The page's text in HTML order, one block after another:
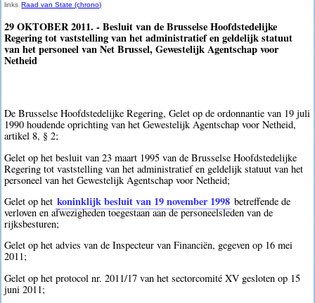
links Raad van State (chrono)
29 OKTOBER 2011. - Besluit van de Brusselse Hoofdstedelijke
Regering tot vaststelling van het administratief en geldelijk statuut
van het personeel van Net Brussel, Gewestelijk Agentschap voor
Netheid
De Brusselse Hoofdstedelijke Regering, Gelet op de ordonnantie van 19 juli
1990 houdende oprichting van het Gewestelijk Agentschap voor Netheid,
artikel 8, § 2;
Gelet op het besluit van 23 maart 1995 van de Brusselse Hoofdstedelijke
Regering tot vaststelling van het administratief en geldelijk statuut van het
personeel van het Gewestelijk Agentschap voor Netheid;
Gelet op het koninklijk besluit van 19 november 1998 betreffende de
verloven en afwezigheden toegestaan aan de personeelsleden van de
rijksbesturen;
Gelet op het advies van de Inspecteur van Financiën, gegeven op 16 mei
2011;
Gelet op het protocol nr. 2011/17 van het sectorcomité XV gesloten op 15
juni 2011;